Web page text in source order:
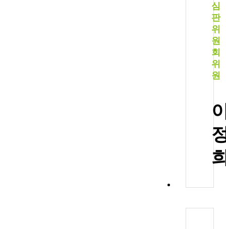
심
판
위
원
회
위
원